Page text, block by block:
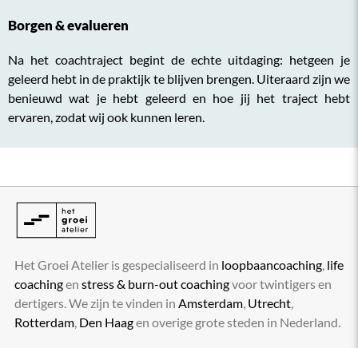
Borgen & evalueren
Na het coachtraject begint de echte uitdaging: hetgeen je
geleerd hebt in de praktijk te blijven brengen. Uiteraard zijn we
benieuwd wat je hebt geleerd en hoe jij het traject hebt
ervaren, zodat wij ook kunnen leren.
Het Groei Atelier is gespecialiseerd in loopbaancoaching, life
coachingen stress & burn-out coachingvoor twintigers en
dertigers. We zijn te vinden in Amsterdam, Utrecht,
Rotterdam, Den Haagen overige grote steden in Nederland.